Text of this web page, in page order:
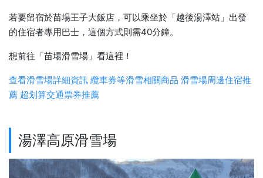
若要留宿於苗場王子大飯店，可以乘坐於「越後湯澤站」出發
的住宿者專用巴士，這個方式則需40分鐘。
想前往「苗場滑雪場」看這裡！
查看滑雪場詳細資訊 纜車券等滑雪相關商品 滑雪場周邊住宿推
薦 超划算交通票券推薦
湯澤高原滑雪場